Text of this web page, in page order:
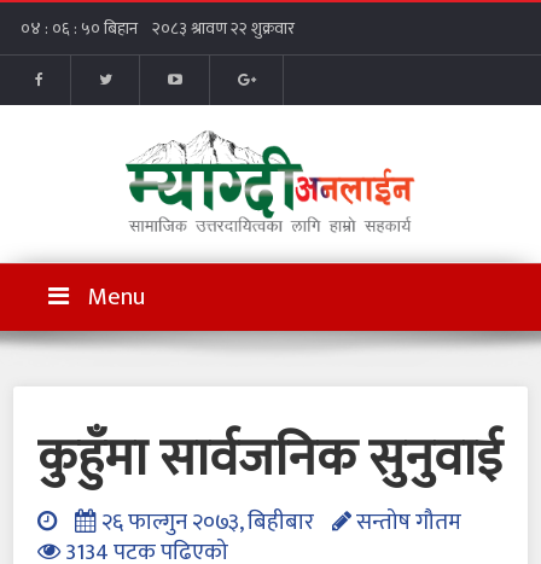
Menu
कुहुँमा सार्वजनिक सुनुवाई
२६ फाल्गुन २०७३, बिहीबार
सन्तोष गौतम
3134 पटक पढिएको